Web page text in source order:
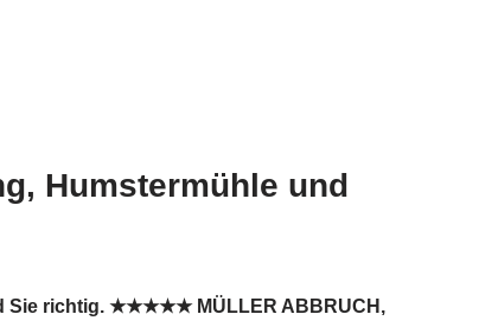
Humstermühle und
Sie richtig. ★★★★★ MÜLLER ABBRUCH,